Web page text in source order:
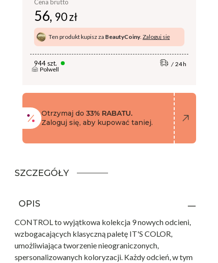
Cena brutto
56, 90 zł
Ten produkt kupisz za BeautyCoiny. Zaloguj się
944 szt.
Polwell
24 h
Otrzymaj do 33% RABATU.
Zaloguj się, aby kupować taniej.
SZCZEGÓŁY
OPIS
CONTROL to wyjątkowa kolekcja 9 nowych odcieni,
wzbogacających klasyczną paletę IT'S COLOR,
umożliwiająca tworzenie nieograniczonych,
spersonalizowanych koloryzacji. Każdy odcień, w tym